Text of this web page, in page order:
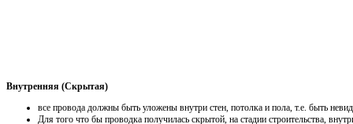
Внутренняя (Скрытая)
все провода должны быть уложены внутри стен, потолка и пола, т.е. быть
Для того что бы проводка получилась скрытой, на стадии строительства,